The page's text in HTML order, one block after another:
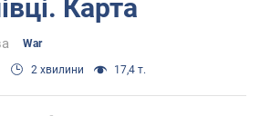
Карта
War
2 хвилини 17,4 т.